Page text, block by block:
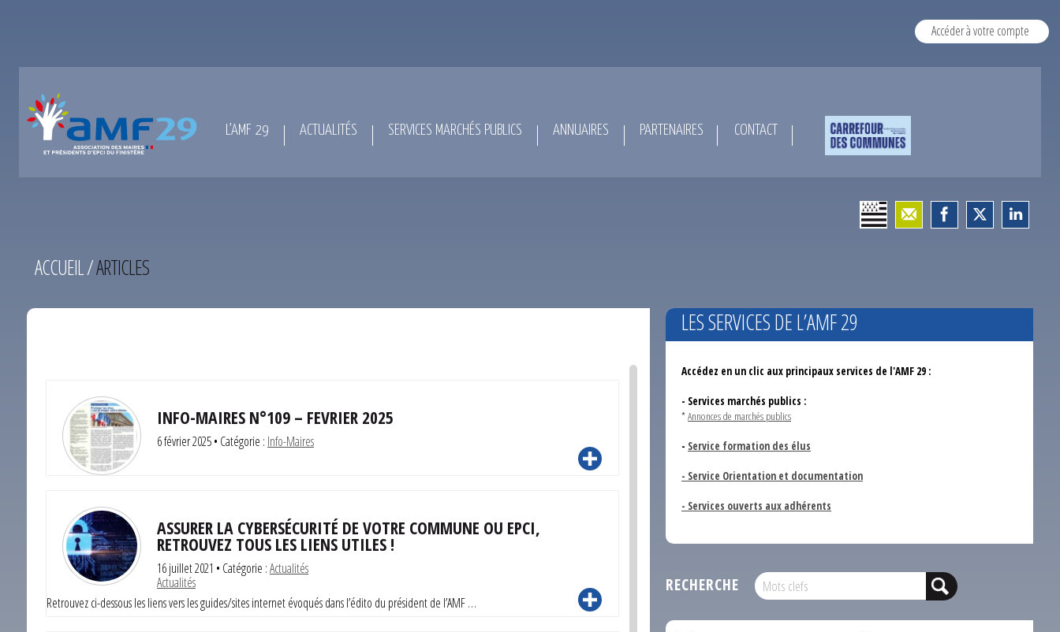
Accéder à votre compte
L’AMF 29 ACTUALITÉS SERVICES MARCHÉS PUBLICS ANNUAIRES PARTENAIRES CONTACT
ACCUEIL/ARTICLES
INFO-MAIRES N°109 – FEVRIER 2025
6 février 2025• Catégorie : Info-Maires
ASSURER LA CYBERSÉCURITÉ DE VOTRE COMMUNE OU EPCI,
RETROUVEZ TOUS LES LIENS UTILES !
16 juillet 2021 • Catégorie :Actualités
Actualités
Retrouvez ci-dessous les liens vers les guides/sites internet évoqués dans l’édito du président de l’AMF …
LES SERVICES DE L’AMF 29
Accédez en un clic aux principaux services de l'AMF 29 :
- Services marchés publics :
*Annonces de marchés publics
- Service formation des élus
- Service Orientation et documentation
- Services ouverts aux adhérents
RECHERCHE